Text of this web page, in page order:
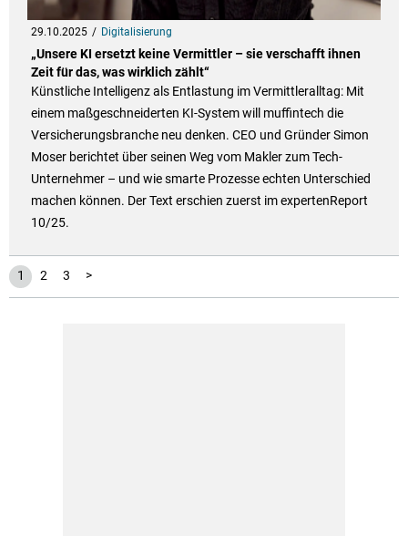
29.10.2025 Digitalisierung
„Unsere KI ersetzt keine Vermittler – sie verschafft ihnen
Zeit für das, was wirklich zählt“
Künstliche Intelligenz als Entlastung im Vermittleralltag: Mit
einem maßgeschneiderten KI-System will muffintech die
Versicherungsbranche neu denken. CEO und Gründer Simon
Moser berichtet über seinen Weg vom Makler zum Tech-
Unternehmer – und wie smarte Prozesse echten Unterschied
machen können. Der Text erschien zuerst im expertenReport
10/25.
1 2 3 >